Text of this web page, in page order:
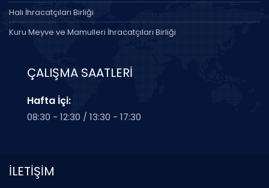
Halı İhracatçıları Birliği
Kuru Meyve ve Mamulleri İhracatçıları Birliği
ÇALIŞMA SAATLERİ
Hafta İçi:
08:30 - 12:30 / 13:30 - 17:30
İLETİŞİM